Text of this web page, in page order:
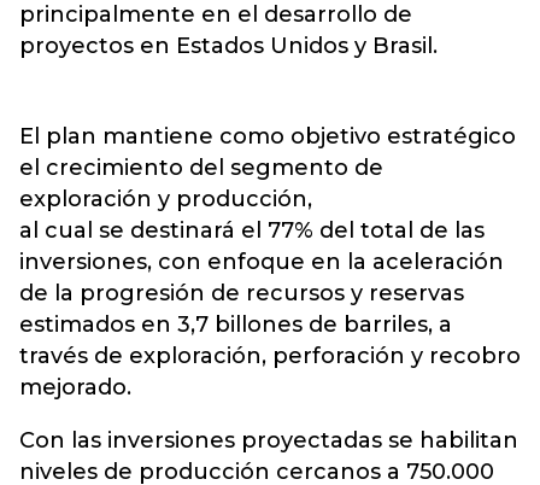
principalmente en el desarrollo de
proyectos en Estados Unidos y Brasil.
El plan mantiene como objetivo estratégico
el crecimiento del segmento de
exploración y producción,
al cual se destinará el 77% del total de las
inversiones, con enfoque en la aceleración
de la progresión de recursos y reservas
estimados en 3,7 billones de barriles, a
través de exploración, perforación y recobro
mejorado.
Con las inversiones proyectadas se habilitan
niveles de producción cercanos a 750.000